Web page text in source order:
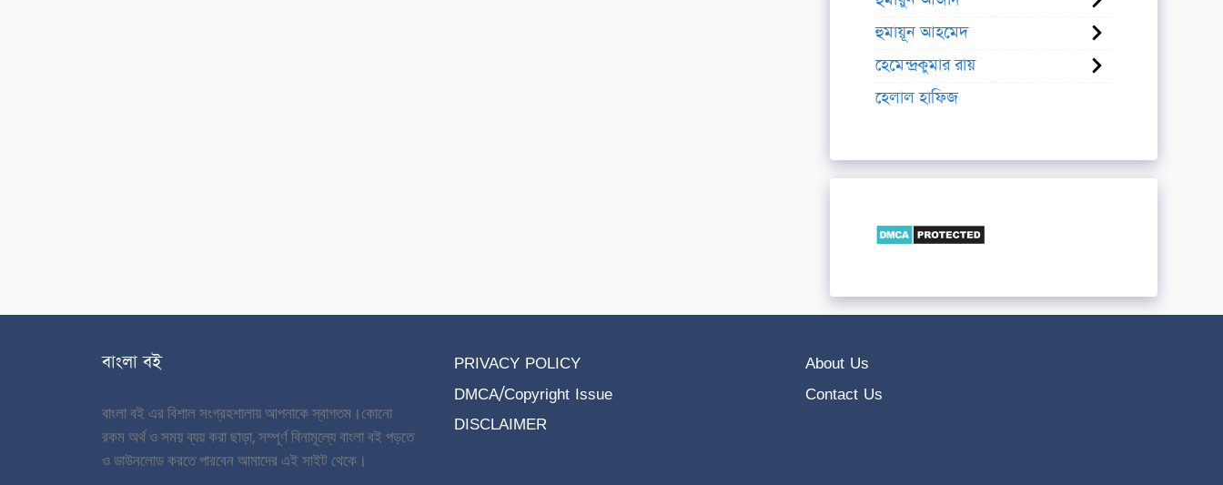
হুমায়ূন আহমেদ
হেমেন্দ্রকুমার রায়
হেলাল হাফিজ
বাংলা বই
বাংলা বই এর বিশাল সংগ্রহশালায় আপনাকে স্বাগতম।কোনো
রকম অর্থ ও সময় ব্যয় করা ছাড়া, সম্পূর্ণ বিনামূল্যে বাংলা বই পড়তে
ও ডাউনলোড করতে পারবেন আমাদের এই সাইট থেকে।
PRIVACY POLICY
DMCA/Copyright Issue
DISCLAIMER
About Us
Contact Us